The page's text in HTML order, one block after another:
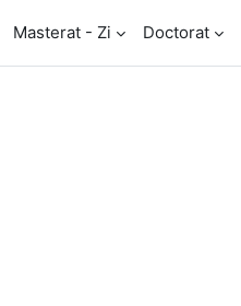
Masterat - Zi Doctorat